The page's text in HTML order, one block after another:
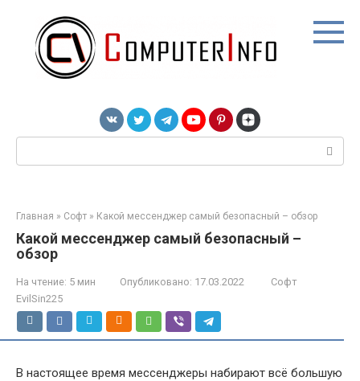
контенту
Главная » Софт » Какой мессенджер самый безопасный – обзор
Какой мессенджер самый безопасный –
обзор
На чтение: 5 мин Опубликовано: 17.03.2022
Софт
EvilSin225
В настоящее время мессенджеры набирают всё большую